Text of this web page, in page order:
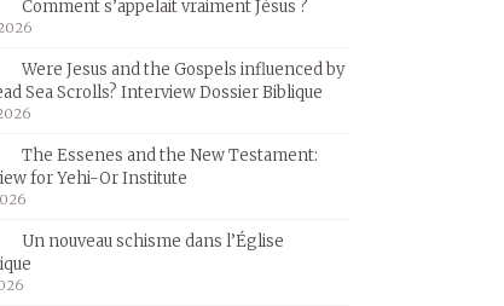
Comment s’appelait vraiment Jésus ?
Were Jesus and the Gospels influenced by
Sea Scrolls? Interview Dossier Biblique
The Essenes and the New Testament:
for Yehi-Or Institute
Un nouveau schisme dans l’Église